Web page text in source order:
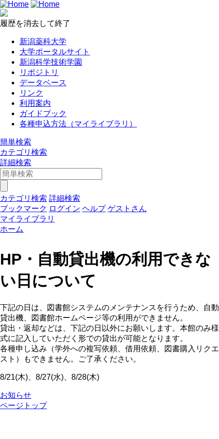
履歴を消去して終了
新潟薬科大学
大学ポータルサイト
新潟科学技術学園
リポジトリ
データベース
リンク
利用案内
ガイドブック
各種申込方法（マイライブラリ）
簡単検索
カテゴリ検索
詳細検索
カテゴリ検索 詳細検索
ブックマーク ログイン ヘルプ ゲストさん
マイライブラリ
ホーム
HP・自動貸出機の利用できな
い日について
下記の日は、図書館システムのメンテナンスを行うため、自動
貸出機、図書館ホームページ等の利用ができません。
貸出・返却などは、下記の日以外にお願いします。本館のみ様
式に記入していただく形での貸出が可能となります。
各種申し込み（学外への複写依頼、借用依頼、図書購入リクエ
スト）もできません。ご了承ください。
8/21(木)、8/27(水)、8/28(木)
お知らせ
ページトップ